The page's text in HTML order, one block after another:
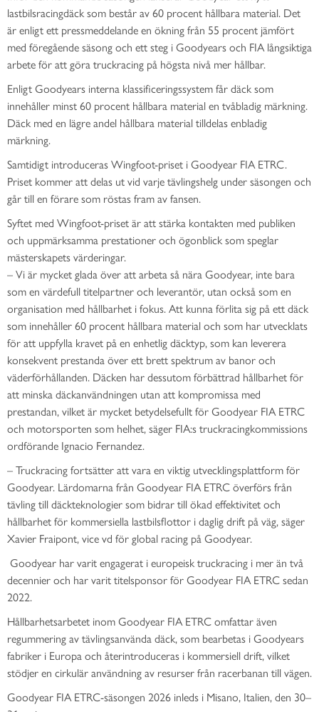
lastbilsracingdäck som består av 60 procent hållbara material. Det
är enligt ett pressmeddelande en ökning från 55 procent jämfört
med föregående säsong och ett steg i Goodyears och FIA långsiktiga
arbete för att göra truckracing på högsta nivå mer hållbar.
Enligt Goodyears interna klassificeringssystem får däck som
innehåller minst 60 procent hållbara material en tvåbladig märkning.
Däck med en lägre andel hållbara material tilldelas enbladig
märkning.
Samtidigt introduceras Wingfoot-priset i Goodyear FIA ETRC.
Priset kommer att delas ut vid varje tävlingshelg under säsongen och
går till en förare som röstas fram av fansen.
Syftet med Wingfoot-priset är att stärka kontakten med publiken
och uppmärksamma prestationer och ögonblick som speglar
mästerskapets värderingar.
– Vi är mycket glada över att arbeta så nära Goodyear, inte bara
som en värdefull titelpartner och leverantör, utan också som en
organisation med hållbarhet i fokus. Att kunna förlita sig på ett däck
som innehåller 60 procent hållbara material och som har utvecklats
för att uppfylla kravet på en enhetlig däcktyp, som kan leverera
konsekvent prestanda över ett brett spektrum av banor och
väderförhållanden. Däcken har dessutom förbättrad hållbarhet för
att minska däckanvändningen utan att kompromissa med
prestandan, vilket är mycket betydelsefullt för Goodyear FIA ETRC
och motorsporten som helhet, säger FIA:s truckracingkommissions
ordförande Ignacio Fernandez.
– Truckracing fortsätter att vara en viktig utvecklingsplattform för
Goodyear. Lärdomarna från Goodyear FIA ETRC överförs från
tävling till däckteknologier som bidrar till ökad effektivitet och
hållbarhet för kommersiella lastbilsflottor i daglig drift på väg, säger
Xavier Fraipont, vice vd för global racing på Goodyear.
Goodyear har varit engagerat i europeisk truckracing i mer än två
decennier och har varit titelsponsor för Goodyear FIA ETRC sedan
2022.
Hållbarhetsarbetet inom Goodyear FIA ETRC omfattar även
regummering av tävlingsanvända däck, som bearbetas i Goodyears
fabriker i Europa och återintroduceras i kommersiell drift, vilket
stödjer en cirkulär användning av resurser från racerbanan till vägen.
Goodyear FIA ETRC-säsongen 2026 inleds i Misano, Italien, den 30–